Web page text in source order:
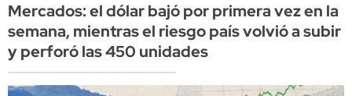
Mercados: el dólar bajó por primera vez en la
semana, mientras el riesgo país volvió a subir
y perforó las 450 unidades